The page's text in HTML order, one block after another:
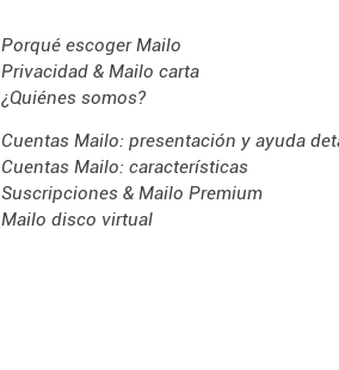
Porqué escoger Mailo
Privacidad & Mailo carta
¿Quiénes somos?
Cuentas Mailo: presentación y ayuda
Cuentas Mailo: características
Suscripciones & Mailo Premium
Mailo disco virtual